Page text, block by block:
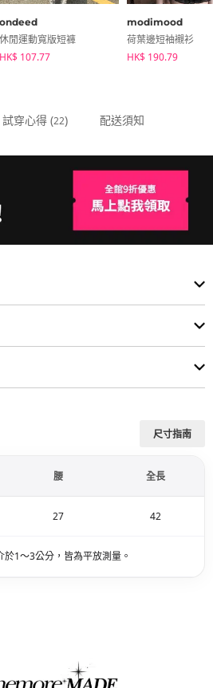
ondeed
休閒運動寬版短褲
HK$ 107.77
modimood
荷葉邊短袖襯衫
HK$ 190.79
試穿心得 (22) 配送須知
尺寸指南
腰 全長
27 42
於1～3公分，皆為平放測量。